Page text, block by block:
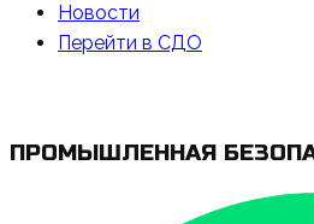
Новости
Перейти в СДО
ПРОМЫШЛЕННАЯ